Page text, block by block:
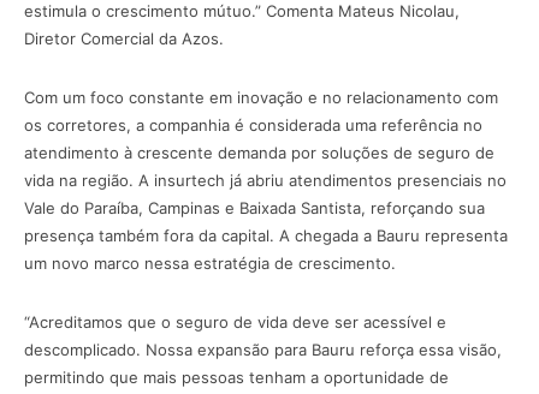
estimula o crescimento mútuo.” Comenta Mateus Nicolau,
Diretor Comercial da Azos.
Com um foco constante em inovação e no relacionamento com
os corretores, a companhia é considerada uma referência no
atendimento à crescente demanda por soluções de seguro de
vida na região. A insurtech já abriu atendimentos presenciais no
Vale do Paraíba, Campinas e Baixada Santista, reforçando sua
presença também fora da capital. A chegada a Bauru representa
um novo marco nessa estratégia de crescimento.
“Acreditamos que o seguro de vida deve ser acessível e
descomplicado. Nossa expansão para Bauru reforça essa visão,
permitindo que mais pessoas tenham a oportunidade de